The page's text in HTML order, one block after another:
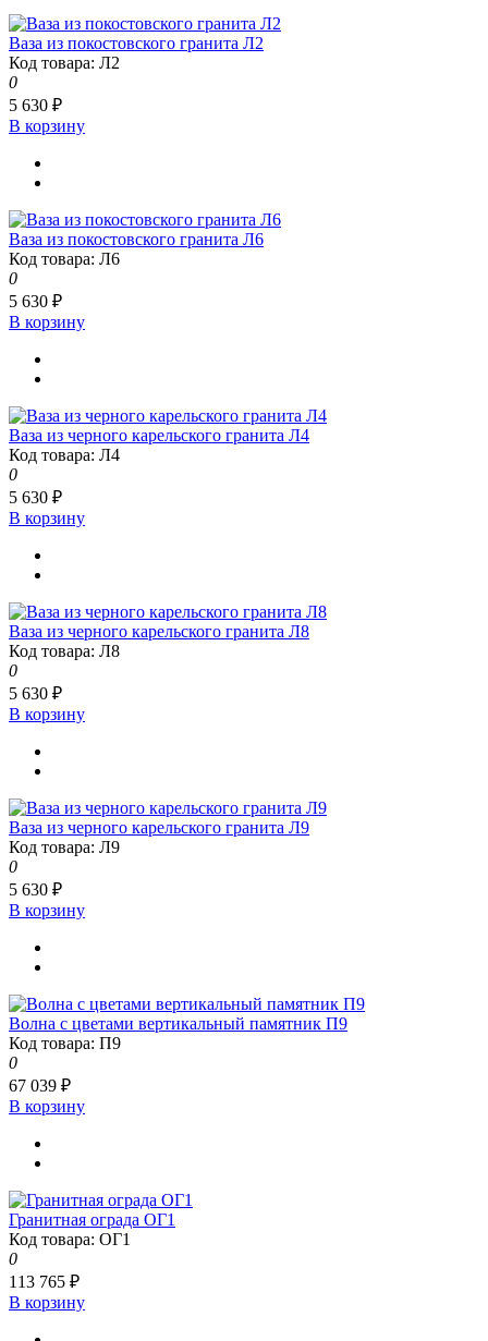
Ваза из покостовского гранита Л2
Код товара: Л2
0
5 630 ₽
В корзину
Ваза из покостовского гранита Л6
Код товара: Л6
0
5 630 ₽
В корзину
Ваза из черного карельского гранита Л4
Код товара: Л4
0
5 630 ₽
В корзину
Ваза из черного карельского гранита Л8
Код товара: Л8
0
5 630 ₽
В корзину
Ваза из черного карельского гранита Л9
Код товара: Л9
0
5 630 ₽
В корзину
Волна с цветами вертикальный памятник П9
Код товара: П9
0
67 039 ₽
В корзину
Гранитная ограда ОГ1
Код товара: ОГ1
0
113 765 ₽
В корзину